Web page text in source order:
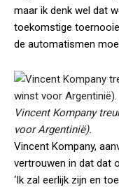
maar ik denk wel dat
toekomstige
de automatismen
Vincent Kompany
voor Argentinië).
Vincent Kompany,
vertrouwen in dat dat
‘Ik zal eerlijk zijn en